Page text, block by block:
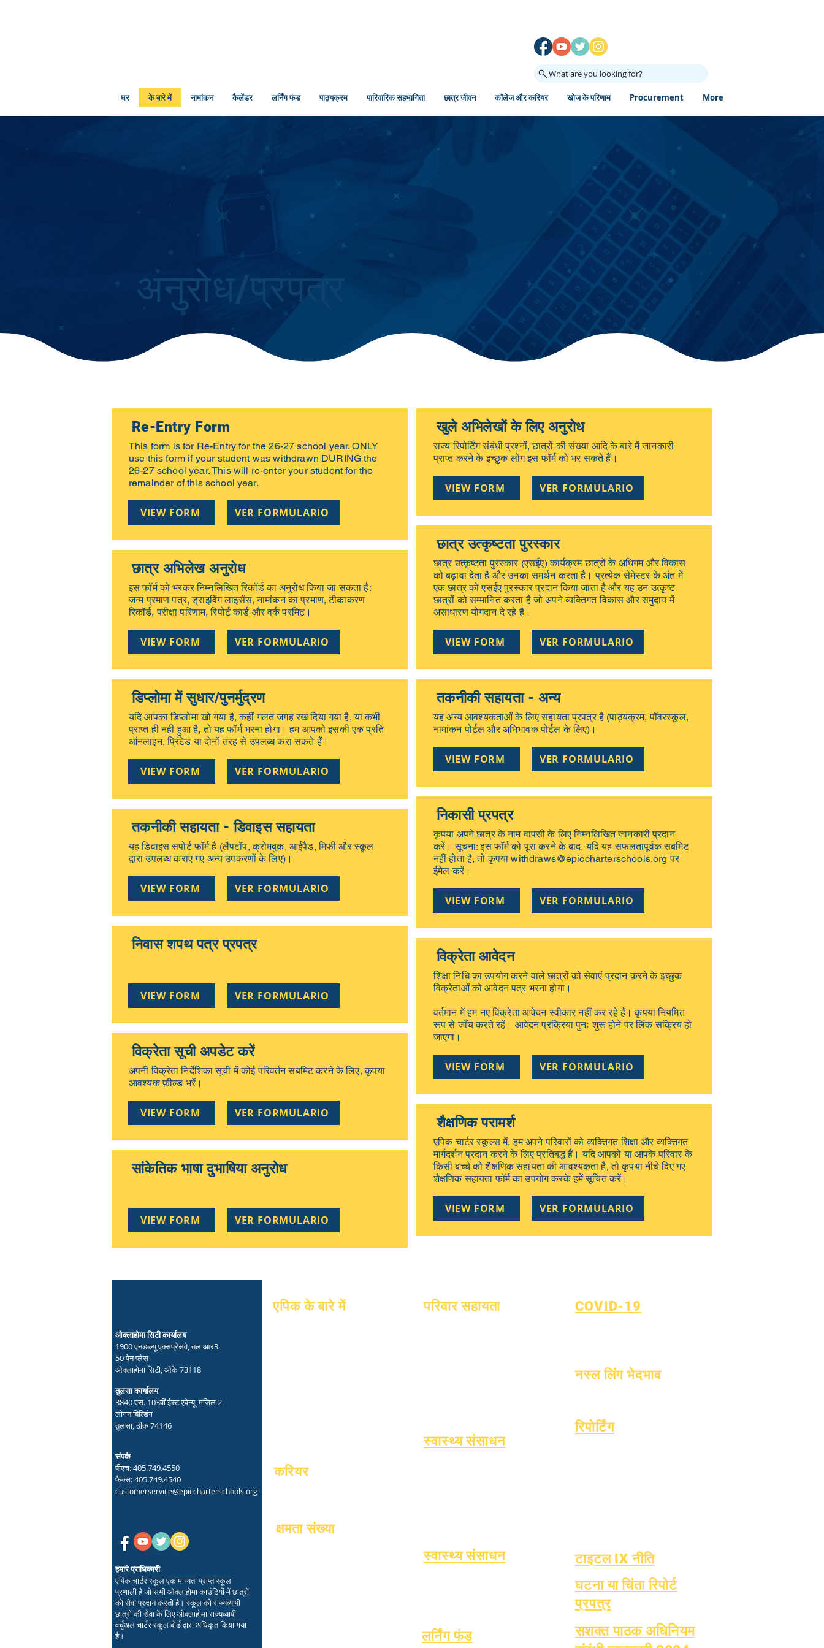
What are you looking for?
घर के बारे में नामांकन कैलेंडर लर्निंग फंड पाठ्यक्रम पारिवारिक सहभागिता छात्र जीवन कॉलेज और करियर खोज के परिणाम Procurement More
अनुरोध/प्रपत्र
Re-Entry Form
This form is for Re-Entry for the 26-27 school year. ONLY
use this form if your student was withdrawn DURING the
26-27 school year. This will re-enter your student for the
remainder of this school year.
VIEW FORM VER FORMULARIO
छात्र अभिलेख अनुरोध
इस फॉर्म को भरकर निम्नलिखित रिकॉर्ड का अनुरोध किया जा सकता है:
जन्म प्रमाण पत्र, ड्राइविंग लाइसेंस, नामांकन का प्रमाण, टीकाकरण
रिकॉर्ड, परीक्षा परिणाम, रिपोर्ट कार्ड और वर्क परमिट।
VIEW FORM VER FORMULARIO
डिप्लोमा में सुधार/पुनर्मुद्रण
यदि आपका डिप्लोमा खो गया है, कहीं गलत जगह रख दिया गया है, या कभी
प्राप्त ही नहीं हुआ है, तो यह फॉर्म भरना होगा। हम आपको इसकी एक प्रति
ऑनलाइन, प्रिंटेड या दोनों तरह से उपलब्ध करा सकते हैं।
VIEW FORM VER FORMULARIO
तकनीकी सहायता - डिवाइस सहायता
यह डिवाइस सपोर्ट फॉर्म है (लैपटॉप, क्रोमबुक, आईपैड, मिफी और स्कूल
द्वारा उपलब्ध कराए गए अन्य उपकरणों के लिए)।
VIEW FORM VER FORMULARIO
निवास शपथ पत्र प्रपत्र
VIEW FORM VER FORMULARIO
विक्रेता सूची अपडेट करें
अपनी विक्रेता निर्देशिका सूची में कोई परिवर्तन सबमिट करने के लिए, कृपया
आवश्यक फ़ील्ड भरें।
VIEW FORM VER FORMULARIO
सांकेतिक भाषा दुभाषिया अनुरोध
VIEW FORM VER FORMULARIO
खुले अभिलेखों के लिए अनुरोध
राज्य रिपोर्टिंग संबंधी प्रश्नों, छात्रों की संख्या आदि के बारे में जानकारी
प्राप्त करने के इच्छुक लोग इस फॉर्म को भर सकते हैं।
VIEW FORM VER FORMULARIO
छात्र उत्कृष्टता पुरस्कार
छात्र उत्कृष्टता पुरस्कार (एसईए) कार्यक्रम छात्रों के अधिगम और विकास
को बढ़ावा देता है और उनका समर्थन करता है। प्रत्येक सेमेस्टर के अंत में
एक छात्र को एसईए पुरस्कार प्रदान किया जाता है और यह उन उत्कृष्ट
छात्रों को सम्मानित करता है जो अपने व्यक्तिगत विकास और समुदाय में
असाधारण योगदान दे रहे हैं।
VIEW FORM VER FORMULARIO
तकनीकी सहायता - अन्य
यह अन्य आवश्यकताओं के लिए सहायता प्रपत्र है (पाठ्यक्रम, पॉवरस्कूल,
नामांकन पोर्टल और अभिभावक पोर्टल के लिए)।
VIEW FORM VER FORMULARIO
निकासी प्रपत्र
कृपया अपने छात्र के नाम वापसी के लिए निम्नलिखित जानकारी प्रदान
करें। सूचना: इस फॉर्म को पूरा करने के बाद, यदि यह सफलतापूर्वक सबमिट
नहीं होता है, तो कृपयाwithdraws@epiccharterschools.org पर
ईमेल करें।
VIEW FORM VER FORMULARIO
विक्रेता आवेदन
शिक्षा निधि का उपयोग करने वाले छात्रों को सेवाएं प्रदान करने के इच्छुक
विक्रेताओं को आवेदन पत्र भरना होगा।
वर्तमान में हम नए विक्रेता आवेदन स्वीकार नहीं कर रहे हैं। कृपया नियमित
रूप से जाँच करते रहें। आवेदन प्रक्रिया पुनः शुरू होने पर लिंक सक्रिय हो
जाएगा।
VIEW FORM VER FORMULARIO
शैक्षणिक परामर्श
एपिक चार्टर स्कूल्स में, हम अपने परिवारों को व्यक्तिगत शिक्षा और व्यक्तिगत
मार्गदर्शन प्रदान करने के लिए प्रतिबद्ध हैं। यदि आपको या आपके परिवार के
किसी बच्चे को शैक्षणिक सहायता की आवश्यकता है, तो कृपया नीचे दिए गए
शैक्षणिक सहायता फॉर्म का उपयोग करके हमें सूचित करें।
VIEW FORM VER FORMULARIO
ओक्लाहोमा सिटी कार्यालय
1900 एनडब्ल्यू एक्सप्रेसवे, तल आर3
50 पेन प्लेस
ओक्लाहोमा सिटी, ओके 73118
तुलसा कार्यालय
3840 एस. 103वीं ईस्ट एवेन्यू, मंजिल 2
लोगन बिल्डिंग
तुलसा, ठीक 74146
संपर्क
पीएच: 405.749.4550
फैक्स: 405.749.4540
customerservice@epiccharterschools.org
हमारे प्राधिकारी
एपिक चार्टर स्कूल एक मान्यता प्राप्त स्कूल
प्रणाली है जो सभी ओक्लाहोमा काउंटियों में छात्रों
को सेवा प्रदान करती है। स्कूल को राज्यव्यापी
छात्रों की सेवा के लिए ओक्लाहोमा राज्यव्यापी
वर्चुअल चार्टर स्कूल बोर्ड द्वारा अधिकृत किया गया
है।
एपिक के बारे में
करियर
क्षमता संख्या
परिवार सहायता
स्वास्थ्य संसाधन
स्वास्थ्य संसाधन
लर्निंग फंड
COVID-19
नस्ल लिंग भेदभाव
रिपोर्टिंग
टाइटल IX नीति
घटना या चिंता रिपोर्ट
प्रपत्र
सशक्त पाठक अधिनियम